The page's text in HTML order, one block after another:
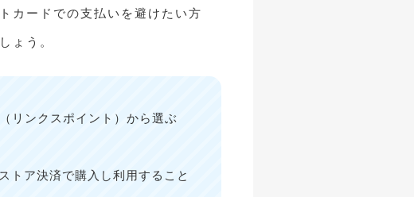
カードでの支払いを避けたい方
ょう。
リンクスポイント）から選ぶ
トア決済で購入し利用すること